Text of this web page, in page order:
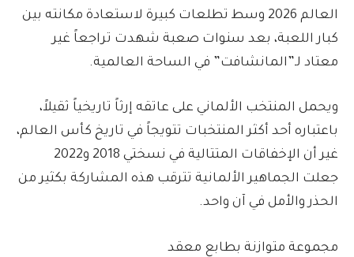
العالم 2026 وسط تطلعات كبيرة لاستعادة مكانته بين
كبار اللعبة، بعد سنوات صعبة شهدت تراجعاً غير
معتاد لـ”المانشافت” في الساحة العالمية.
ويحمل المنتخب الألماني على عاتقه إرثاً تاريخياً ثقيلاً،
باعتباره أحد أكثر المنتخبات تتويجاً في تاريخ كأس العالم،
غير أن الإخفاقات المتتالية في نسختي 2018 و2022
جعلت الجماهير الألمانية تترقب هذه المشاركة بكثير من
الحذر والأمل في آن واحد.
مجموعة متوازنة بطابع معقد